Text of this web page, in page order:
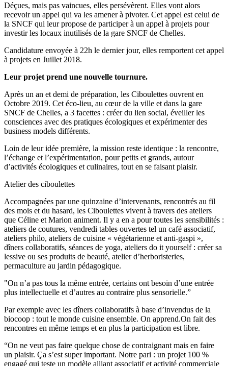
Déçues, mais pas vaincues, elles persévèrent. Elles vont alors
recevoir un appel qui va les amener à pivoter. Cet appel est celui de
la SNCF qui leur propose de participer à un appel à projets pour
investir les locaux inutilisés de la gare SNCF de Chelles.
Candidature envoyée à 22h le dernier jour, elles remportent cet appel
à projets en Juillet 2018.
Leur projet prend une nouvelle tournure.
Après un an et demi de préparation, les Ciboulettes ouvrent en
Octobre 2019. Cet éco-lieu, au cœur de la ville et dans la gare
SNCF de Chelles, a 3 facettes : créer du lien social, éveiller les
consciences avec des pratiques écologiques et expérimenter des
business models différents.
Loin de leur idée première, la mission reste identique : la rencontre,
l’échange et l’expérimentation, pour petits et grands, autour
d’activités écologiques et culinaires, tout en se faisant plaisir.
Atelier des ciboulettes
Accompagnées par une quinzaine d’intervenants, rencontrés au fil
des mois et du hasard, les Ciboulettes vivent à travers des ateliers
que Céline et Marion animent. Il y a en a pour toutes les sensibilités :
ateliers de coutures, vendredi tables ouvertes tel un café associatif,
ateliers philo, ateliers de cuisine « végétarienne et anti-gaspi »,
dîners collaboratifs, séances de yoga, ateliers do it yourself : créer sa
lessive ou ses produits de beauté, atelier d’herboristeries,
permaculture au jardin pédagogique.
"On n’a pas tous la même entrée, certains ont besoin d’une entrée
plus intellectuelle et d’autres au contraire plus sensorielle.”
Par exemple avec les dîners collaboratifs à base d’invendus de la
biocoop : tout le monde cuisine ensemble. On apprend.On fait des
rencontres en même temps et en plus la participation est libre.
“On ne veut pas faire quelque chose de contraignant mais en faire
un plaisir. Ça s’est super important. Notre pari : un projet 100 %
engagé qui teste un modèle alliant associatif et activité commerciale